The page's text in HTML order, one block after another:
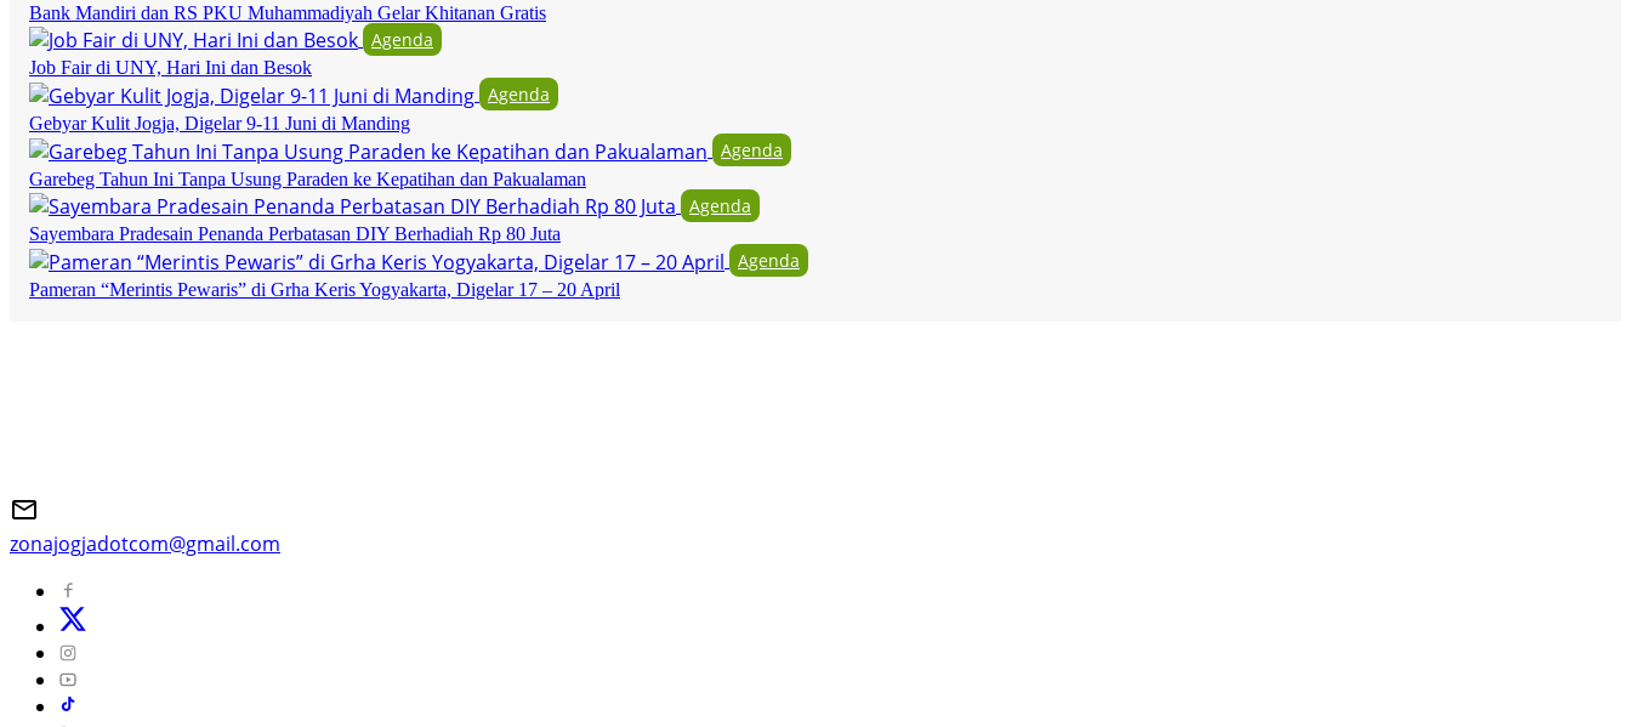
Bank Mandiri dan RS PKU Muhammadiyah Gelar Khitanan Gratis
Agenda
Job Fair di UNY, Hari Ini dan Besok
Agenda
Gebyar Kulit Jogja, Digelar 9-11 Juni di Manding
Agenda
Garebeg Tahun Ini Tanpa Usung Paraden ke Kepatihan dan Pakualaman
Agenda
Sayembara Pradesain Penanda Perbatasan DIY Berhadiah Rp 80 Juta
Agenda
Pameran “Merintis Pewaris” di Grha Keris Yogyakarta, Digelar 17 – 20 April
zonajogjadotcom@gmail.com